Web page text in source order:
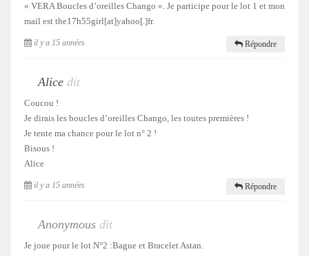
« VERA Boucles d’oreilles Chango ». Je participe pour le lot 1 et mon
mail est the17h55girl[at]yahoo[.]fr.
il y a 15 années Répondre
Alice dit
Coucou !
Je dirais les boucles d’oreilles Chango, les toutes premières !
Je tente ma chance pour le lot n° 2 !
Bisous !
Alice
il y a 15 années Répondre
Anonymous dit
Je joue pour le lot N°2 :Bague et Bracelet Astan.